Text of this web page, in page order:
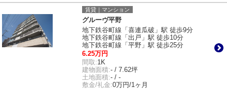
賃貸｜マンション
グルーヴ平野
地下鉄谷町線「喜連瓜破」駅 徒歩9分
地下鉄谷町線「出戸」駅 徒歩10分
地下鉄谷町線「平野」駅 徒歩25分
6.25万円
間取:1K
建物面積:- / 7.62坪
土地面積:- / -
敷金/礼金:0万円/1ヶ月